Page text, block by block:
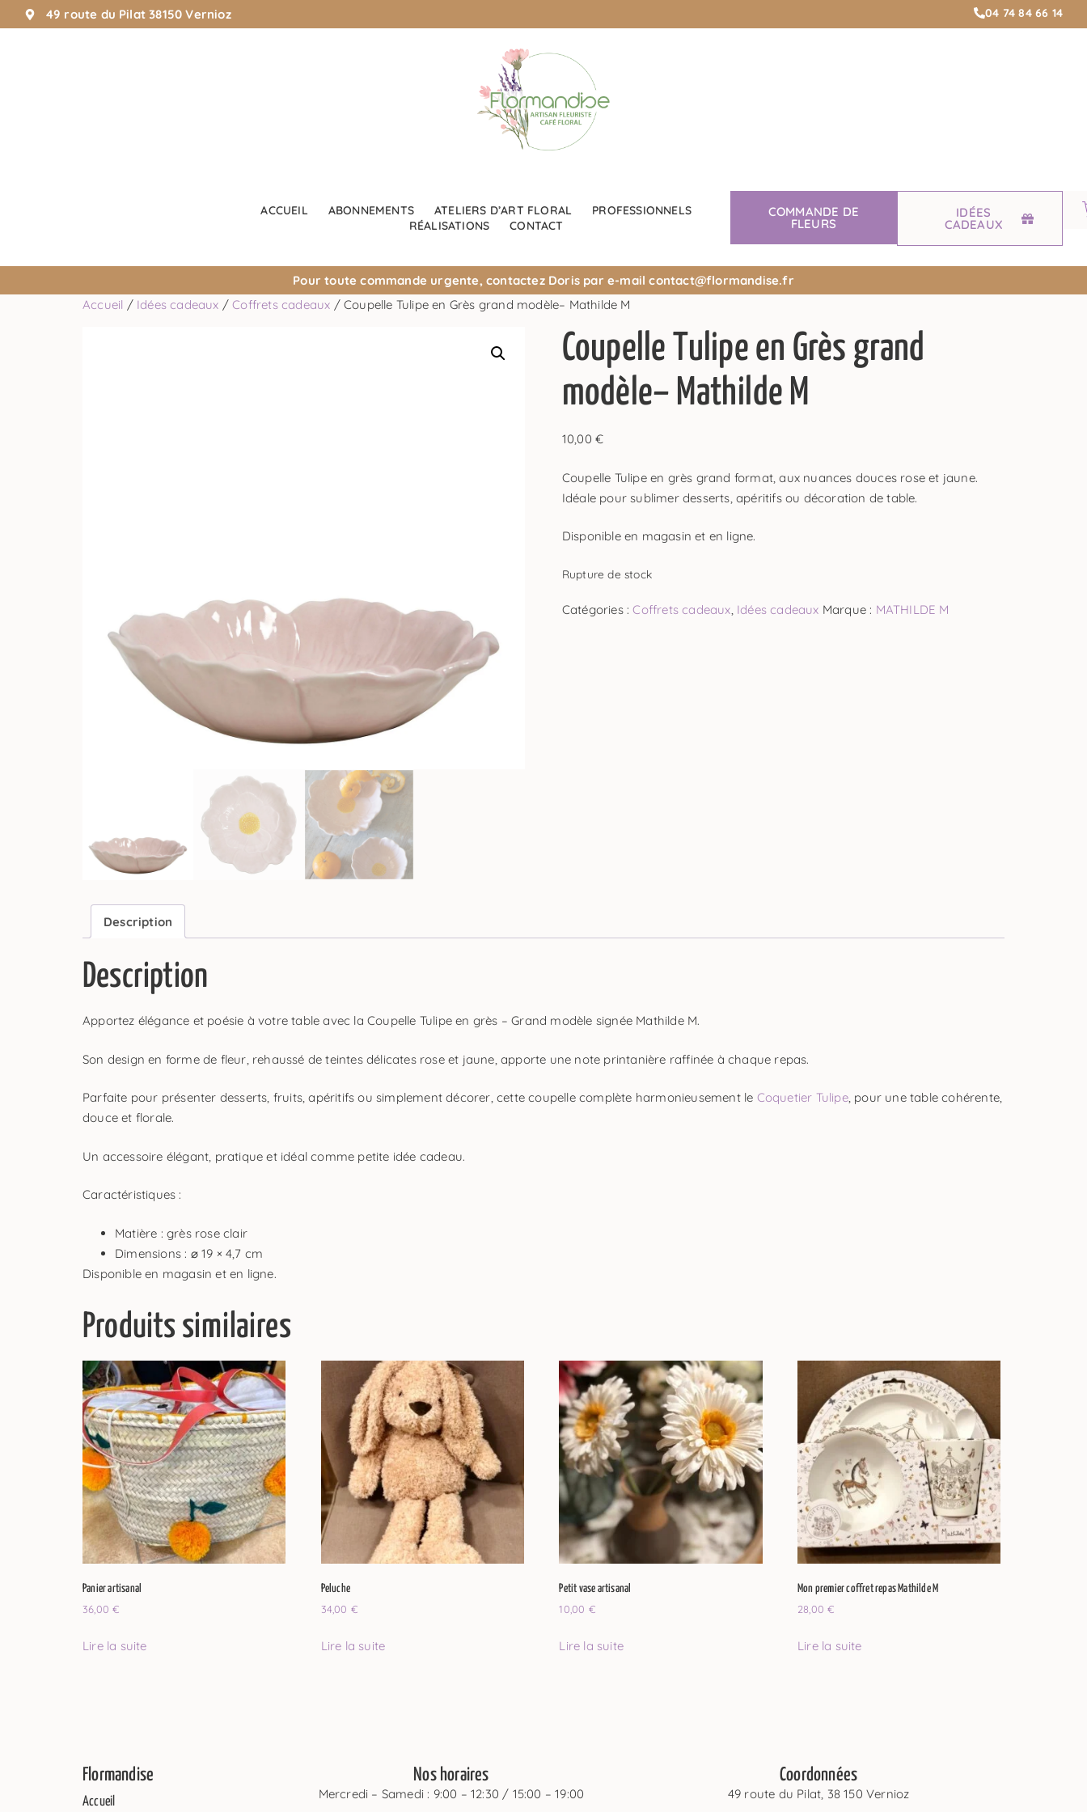
49 route du Pilat 38150 Vernioz 04 74 84 66 14
ACCUEIL ABONNEMENTS ATELIERS D’ART FLORAL
PROFESSIONNELS
RÉALISATIONS
CONTACT
COMMANDE DE
FLEURS
IDÉES
CADEAUX
Pour toute commande urgente, contactez Doris par e-mailcontact@flormandise.fr
Accueil / Idées cadeaux /Coffrets cadeaux / Coupelle Tulipe en Grès grand modèle– Mathilde M
Coupelle Tulipe en Grès grand
modèle– Mathilde M
10,00€
Coupelle Tulipe en grès grand format, aux nuances douces rose et jaune.
Idéale pour sublimer desserts, apéritifs ou décoration de table.
Disponible en magasin et en ligne.
Rupture de stock
Catégories :Coffrets cadeaux, Idées cadeaux Marque : MATHILDE M
Description
Description
Apportez élégance et poésie à votre table avec la Coupelle Tulipe en grès – Grand modèle signée Mathilde M.
Son design en forme de fleur, rehaussé de teintes délicates rose et jaune, apporte une note printanière raffinée à chaque repas.
Parfaite pour présenter desserts, fruits, apéritifs ou simplement décorer, cette coupelle complète harmonieusement le Coquetier Tulipe, pour une table cohérente,
douce et florale.
Un accessoire élégant, pratique et idéal comme petite idée cadeau.
Caractéristiques :
Matière : grès rose clair
Dimensions : ⌀ 19 × 4,7 cm
Disponible en magasin et en ligne.
Produits similaires
Panier artisanal
36,00€
Lire la suite
Peluche
34,00 €
Lire la suite
Petit vase artisanal
10,00 €
Lire la suite
Mon premier coffret repas Mathilde M
28,00€
Lire la suite
Flormandise
Accueil
Nos horaires
Mercredi – Samedi : 9:00 – 12:30 / 15:00 – 19:00
Coordonnées
49 route du Pilat, 38 150 Vernioz